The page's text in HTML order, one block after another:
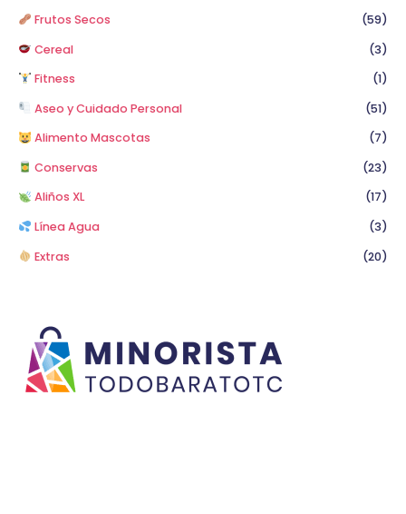
Frutos Secos
(59)
Cereal
(3)
Fitness
(1)
Aseo y Cuidado Personal
(51)
Alimento Mascotas
(7)
Conservas
(23)
Aliños XL
(17)
Línea Agua
(3)
Extras
(20)